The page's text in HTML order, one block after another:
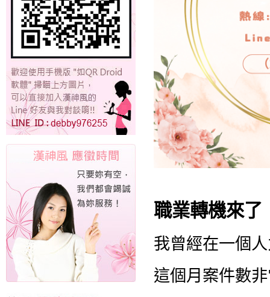
職業轉機來了
我曾經在一個
這個月案件數